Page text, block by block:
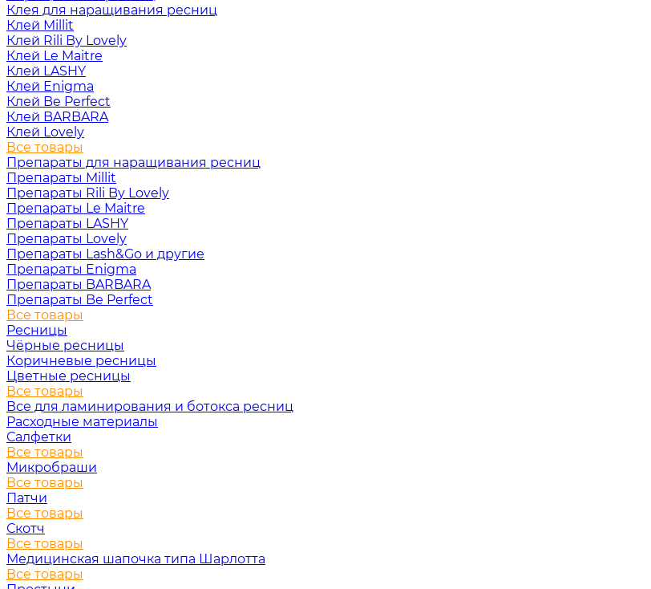
Клея для наращивания ресниц
Клей Millit
Клей Rili By Lovely
Клей Le Maitre
Клей LASHY
Клей Enigma
Клей Be Perfect
Клей BARBARA
Клей Lovely
Все товары
Препараты для наращивания ресниц
Препараты Millit
Препараты Rili By Lovely
Препараты Le Maitre
Препараты LASHY
Препараты Lovely
Препараты Lash&Go и другие
Препараты Enigma
Препараты BARBARA
Препараты Be Perfect
Все товары
Ресницы
Чёрные ресницы
Коричневые ресницы
Цветные ресницы
Все товары
Все для ламинирования и ботокса ресниц
Расходные материалы
Салфетки
Все товары
Микробраши
Все товары
Патчи
Все товары
Скотч
Все товары
Медицинская шапочка типа Шарлотта
Все товары